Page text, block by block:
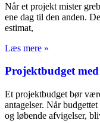
Når et projekt mister
ene dag til den anden.
estimat,
Læs mere »
Projektbudget
Et projektbudget bør
antagelser. Når
og løbende afvigelser,